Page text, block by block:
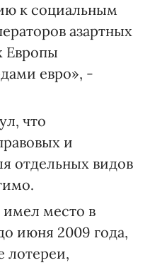
к социальным
азартных
Европы
евро», -
что
и
отдельных видов
место в
июня 2009 года,
лотереи,